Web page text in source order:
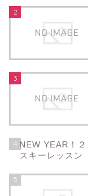
2
3
4 NEW YEAR！
スキーレッスン
5